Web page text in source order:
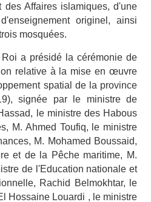
des Affaires islamiques, d'une
originel, ainsi
mosquées.
a présidé la cérémonie de
relative à la mise en œuvre
spatial de la province
signée par le ministre de
le ministre des Habous
M. Ahmed Toufiq, le ministre
M. Mohamed Boussaid,
et de la Pêche maritime, M.
de l'Education nationale et
Rachid Belmokhtar, le
Hossaine Louardi , le ministre